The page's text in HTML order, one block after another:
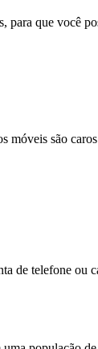
que você
são
telefone ou